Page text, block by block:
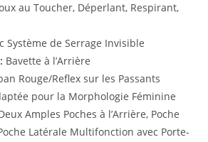
au Toucher, Déperlant, Respirant,
Système de Serrage Invisible
Bavette à l’Arrière
Rouge/Reflex sur les Passants
pour la Morphologie Féminine
Amples Poches à l’Arrière, Poche
Latérale Multifonction avec Porte-